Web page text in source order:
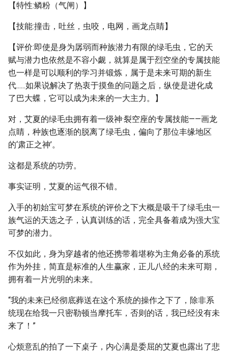
【特性:鳞粉（气闸）】
【技能:撞击，吐丝，虫咬，电网，画龙点睛】
【评价:即使是身为孱弱而种族潜力有限的绿毛虫，它的天
赋与潜力也依然是不容小觑，就算是属于烈空坐的专属技能
也一样是可以顺利的学习并锻炼，属于是未来可期的新生
代......如果说解决了热衷于摸鱼的问题之后，纵使是进化成
了巴大蝶，它可以成为未来的一大主力。】
对，艾夏的绿毛虫拥有着一级神·裂空座的专属技能——画龙
点睛，种族也逐渐的脱离了绿毛虫，偏向了那位丰缘地区
的‘肃正之神’。
这都是系统的功劳。
事实证明，艾夏的运气很不错。
入手的初始宝可梦在系统的评价之下大概是吸干了绿毛虫一
族气运的天选之子，认真训练的话，完全具备着成为强大宝
可梦的潜力。
不仅如此，身为穿越者的他还携带着堪称为主角必备的系统
作为外挂，简直是标准的人生赢家，正儿八经的未来可期，
拥有着一片光明的未来。
“我的未来已经彻底葬送在这个系统的操作之下了，除非系
统现在给我一只密勒顿当摩托车，否则的话，我已经没有未
来了！”
心烦意乱的拍了一下桌子，内心满是委屈的艾夏也露出了悲